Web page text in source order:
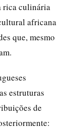
rica culinária
africana
que, mesmo
estruturas
de